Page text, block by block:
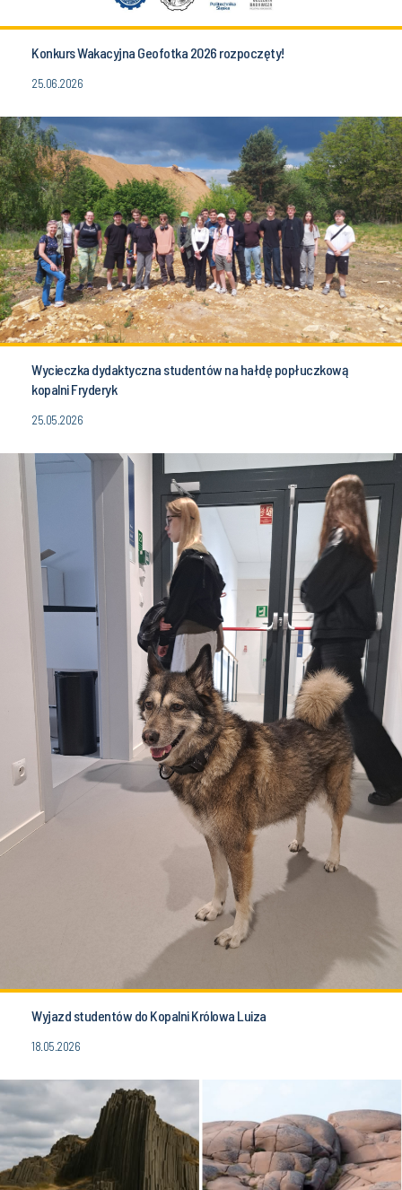
Konkurs Wakacyjna Geofotka 2026 rozpoczęty!
25.06.2026
Wycieczka dydaktyczna studentów na hałdę popłuczkową
kopalni Fryderyk
25.05.2026
Wyjazd studentów do Kopalni Królowa Luiza
18.05.2026